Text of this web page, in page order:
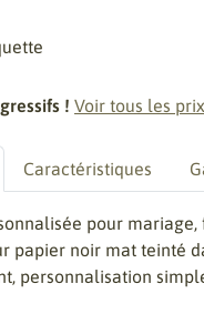
! Voir tous les prix
Caractéristiques
pour
papier noir mat teinté
personnalisation